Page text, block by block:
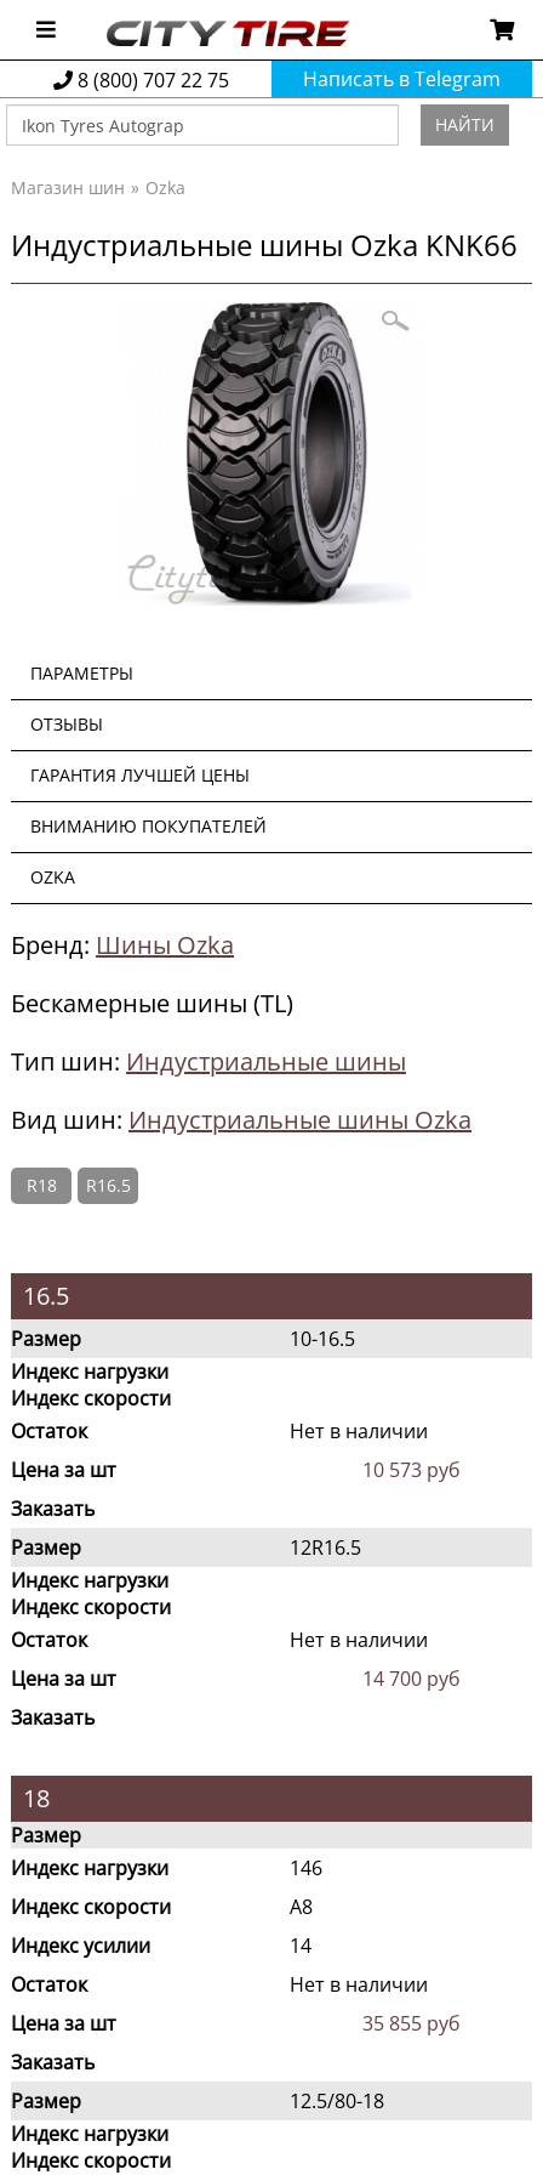
8 (800) 707 22 75 Написать в Telegram
НАЙТИ
Магазин шин Ozka
Индустриальные шины Ozka KNK66
ПАРАМЕТРЫ
ОТЗЫВЫ
ГАРАНТИЯ ЛУЧШЕЙ ЦЕНЫ
ВНИМАНИЮ ПОКУПАТЕЛЕЙ
OZKA
Бренд: Шины Ozka
Бескамерные шины (TL)
Тип шин: Индустриальные шины
Вид шин: Индустриальные шины Ozka
R18 R16.5
16.5
Размер
10-16.5
Индекс нагрузки
Индекс скорости
Остаток
Нет в наличии
Цена за шт
10 573 руб
Заказать
Размер
12R16.5
Индекс нагрузки
Индекс скорости
Остаток
Нет в наличии
Цена за шт
14 700 руб
Заказать
18
Размер
Индекс нагрузки
146
Индекс скорости
A8
Индекс усилии
14
Остаток
Нет в наличии
Цена за шт
35 855 руб
Заказать
Размер
12.5/80-18
Индекс нагрузки
Индекс скорости